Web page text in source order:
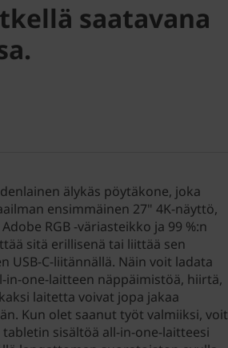
saatavana
älykäs pöytäkone, joka
ensimmäinen 27" 4K-näyttö,
RGB -väriasteikko ja 99 %:n
sitä erillisenä tai liittää sen
USB-C-liitännällä. Näin voit ladata
in-one-laitteen näppäimistöä, hiirtä,
laitetta voivat jopa jakaa
Kun olet saanut työt valmiiksi, voit
sisältöä all-in-one-laitteesi